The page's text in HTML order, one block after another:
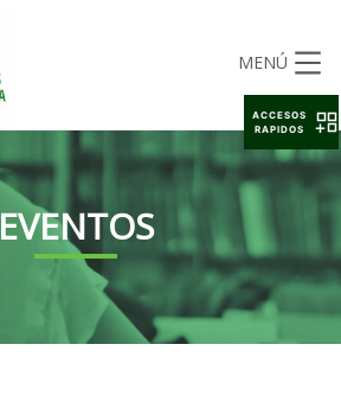
MENÚ
EVENTOS
ACCESOS
RAPIDOS